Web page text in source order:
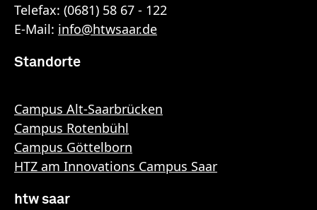
Telefax: (0681) 58 67 - 122
E-Mail: info@htwsaar.de
Standorte
Campus Alt-Saarbrücken
Campus Rotenbühl
Campus Göttelborn
HTZ am Innovations Campus Saar
htw saar